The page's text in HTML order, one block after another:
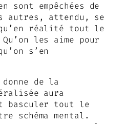
sont empêchées de
autres, attendu, se
réalité tout le
les aime pour
s’en
de la
aura
basculer tout le
schéma mental.